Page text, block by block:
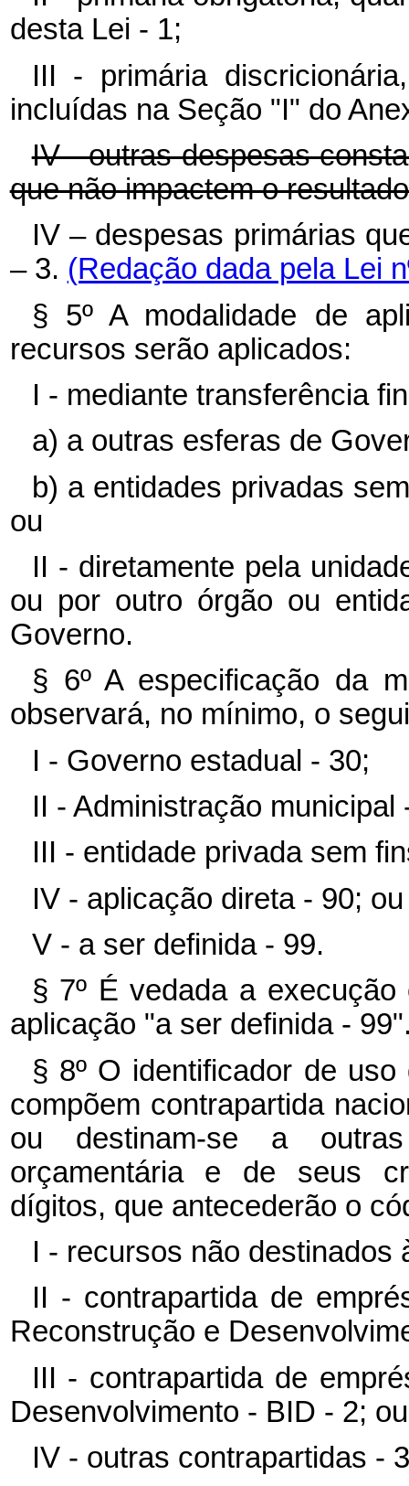
desta Lei - 1;
III - primária
incluídas na Seção "I" do
IV - outras despesas
que não impactem o
IV – despesas primárias
– 3. (Redação dada pela Lei
§ 5º A modalidade de
recursos serão aplicados:
I - mediante transferência
a) a outras esferas de
b) a entidades privadas
ou
II - diretamente pela
ou por outro órgão ou
Governo.
§ 6º A especificação da
observará, no mínimo, o
I - Governo estadual - 30;
II - Administração municipal
III - entidade privada sem
IV - aplicação direta - 90; ou
V - a ser definida - 99.
§ 7º É vedada a
aplicação "a ser definida -
§ 8º O identificador de
compõem contrapartida
ou destinam-se a
orçamentária e de seus
dígitos, que antecederão o
I - recursos não destinados
II - contrapartida de
Reconstrução e
III - contrapartida de
Desenvolvimento - BID - 2; ou
IV - outras contrapartidas -